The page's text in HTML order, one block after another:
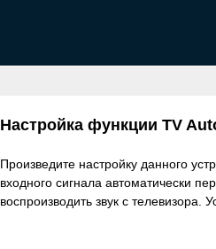
Настройка функции TV
Произведите настройку данного
входного сигнала автоматически
воспроизводить звук с телевизора.